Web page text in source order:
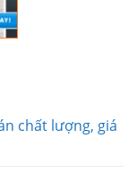
chất lượng, giá